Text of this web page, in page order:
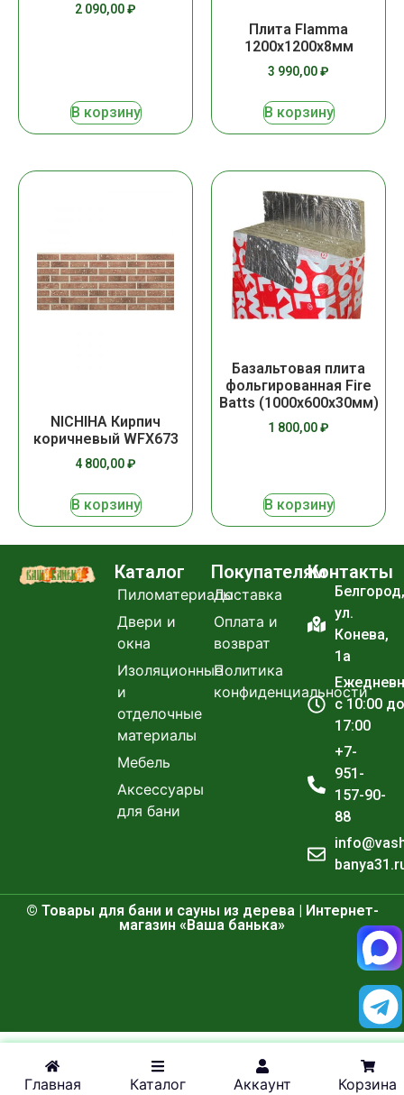
Главная Каталог Аккаунт Корзина
2 090,00₽
В корзину
Плита Flamma
1200х1200х8мм
3 990,00₽
В корзину
NICHIHA Кирпич
коричневый WFX673
4 800,00₽
В корзину
Базальтовая плита
фольгированная Fire
Batts (1000х600х30мм)
1 800,00₽
В корзину
Каталог
Пиломатериалы
Двери и
окна
Изоляционные
и
отделочные
материалы
Мебель
Аксессуары
для бани
Покупателям
Доставка
Оплата и
возврат
Политика
конфиденциальности
Контакты
Белгород,
ул.
Конева,
1а
с 10:00 до
17:00
+7-
951-
157-90-
88
© Товары для бани и сауны из дерева | Интернет-
магазин «Ваша банька»